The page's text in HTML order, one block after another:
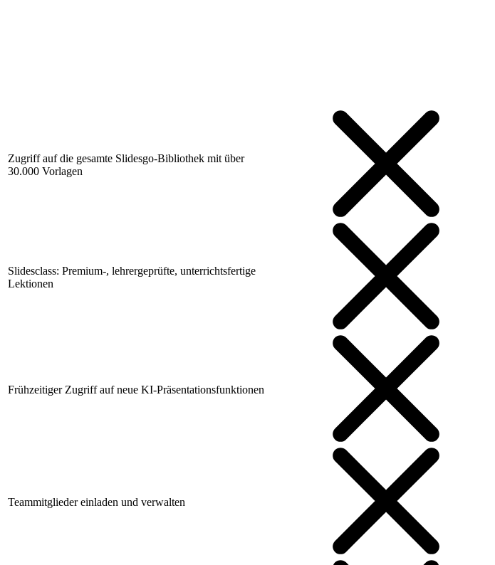
Zugriff auf die gesamte Slidesgo-Bibliothek mit über
30.000 Vorlagen
Slidesclass: Premium-, lehrergeprüfte, unterrichtsfertige
Lektionen
Frühzeitiger Zugriff auf neue KI-Präsentationsfunktionen
Teammitglieder einladen und verwalten